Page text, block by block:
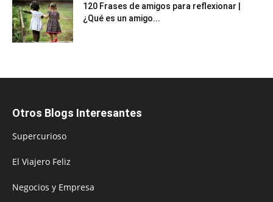
120 Frases de amigos para reflexionar |
¿Qué es un amigo...
Otros Blogs Interesantes
Supercurioso
El Viajero Feliz
Negocios y Empresa